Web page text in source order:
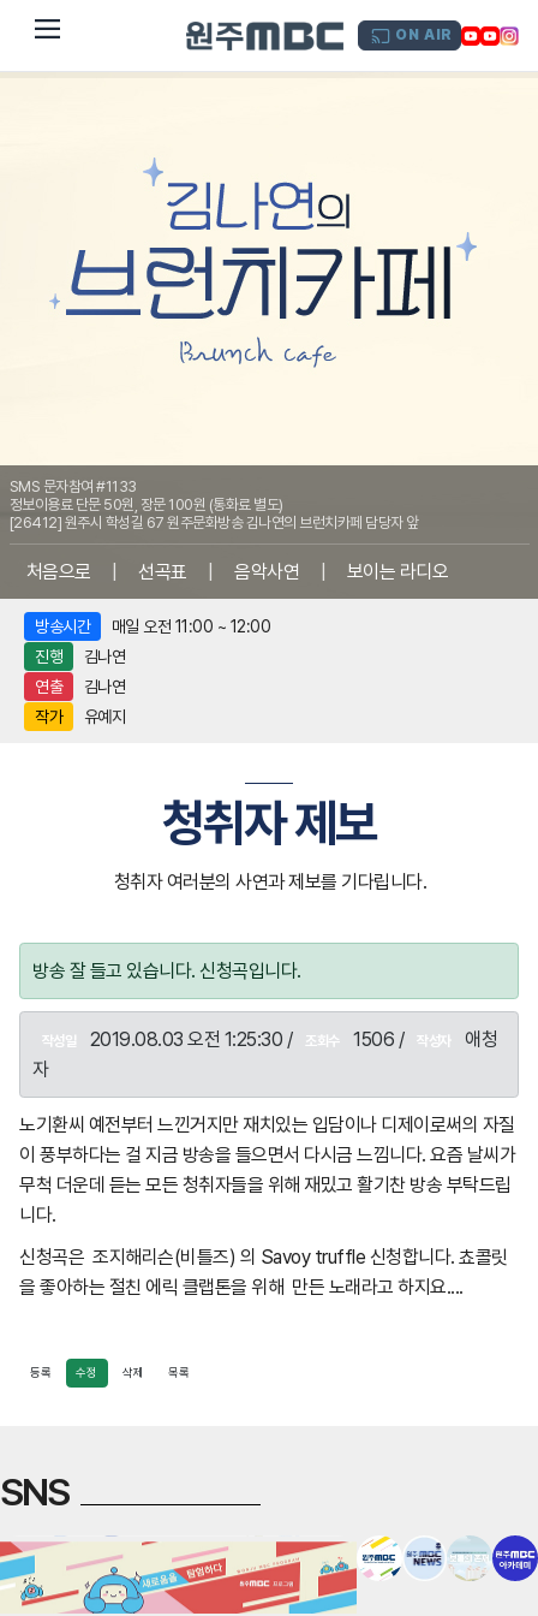
dehaze ON AIR
SMS 문자참여 #1133
정보이용료 단문 50원, 장문 100원 (통화료 별도)
[26412] 원주시 학성길 67 원주문화방송 김나연의 브런치카페 담당자 앞
처음으로 선곡표 음악사연 보이는 라디오
방송시간
매일 오전 11:00 ~ 12:00
진행
김나연
연출
김나연
작가
유예지
청취자 제보
청취자 여러분의 사연과 제보를 기다립니다.
방송 잘 들고 있습니다. 신청곡입니다.
작성일 2019.08.03 오전 1:25:30 / 조회수 1506 / 작성자
애청
자
노기환씨 예전부터 느낀거지만 재치있는 입담이나 디제이로써의 자질
이 풍부하다는 걸 지금 방송을 들으면서 다시금 느낌니다. 요즘 날씨가
무척 더운데 듣는 모든 청취자들을 위해 재밌고 활기찬 방송 부탁드립
니다.
신청곡은 조지해리슨(비틀즈) 의 Savoy truffle 신청합니다. 쵸콜릿
을 좋아하는 절친 에릭 클랩톤을 위해 만든 노래라고 하지요....
등록 수정 삭제 목록
SNS